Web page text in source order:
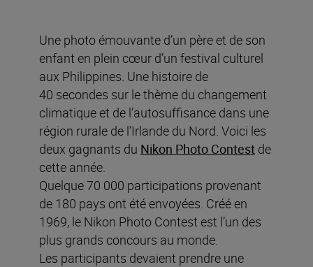
Une photo émouvante d’un père et de son
enfant en plein cœur d’un festival culturel
aux Philippines. Une histoire de
40 secondes sur le thème du changement
climatique et de l’autosuffisance dans une
région rurale de l’Irlande du Nord. Voici les
deux gagnants du Nikon Photo Contest de
cette année.
Quelque 70 000 participations provenant
de 180 pays ont été envoyées. Créé en
1969, le Nikon Photo Contest est l’un des
plus grands concours au monde.
Les participants devaient prendre une